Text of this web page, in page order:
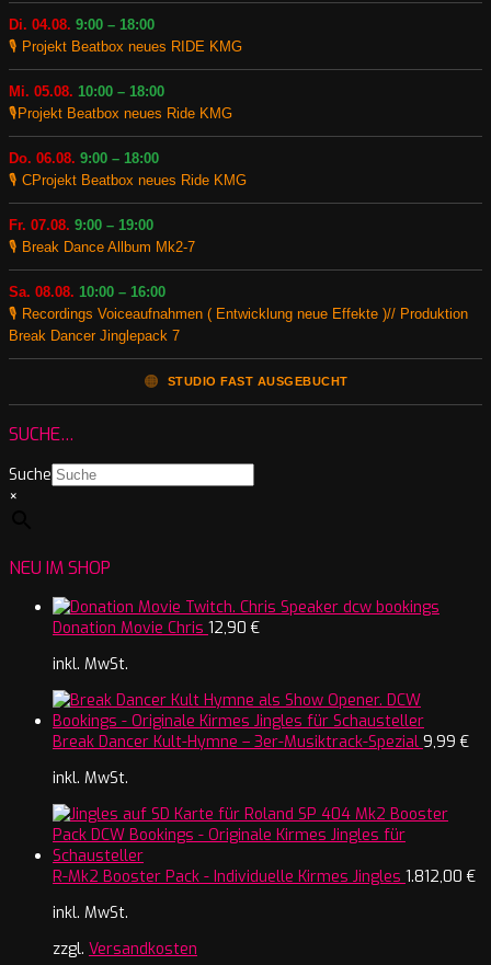
Di. 04.08. 9:00 – 18:00
🎙️ Projekt Beatbox neues RIDE KMG
Mi. 05.08. 10:00 – 18:00
🎙️Projekt Beatbox neues Ride KMG
Do. 06.08. 9:00 – 18:00
🎙️ CProjekt Beatbox neues Ride KMG
Fr. 07.08. 9:00 – 19:00
🎙️ Break Dance Allbum Mk2-7
Sa. 08.08. 10:00 – 16:00
🎙️ Recordings Voiceaufnahmen ( Entwicklung neue Effekte )// Produktion
Break Dancer Jinglepack 7
🟠 STUDIO FAST AUSGEBUCHT
SUCHE…
Suche
×
NEU IM SHOP
Donation Movie Chris 12,90 €
inkl. MwSt.
Break Dancer Kult-Hymne – 3er-Musiktrack-Spezial 9,99 €
inkl. MwSt.
R-Mk2 Booster Pack - Individuelle Kirmes Jingles 1.812,00 €
inkl. MwSt.
zzgl. Versandkosten